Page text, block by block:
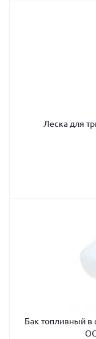
Леска для
Бак топливный в